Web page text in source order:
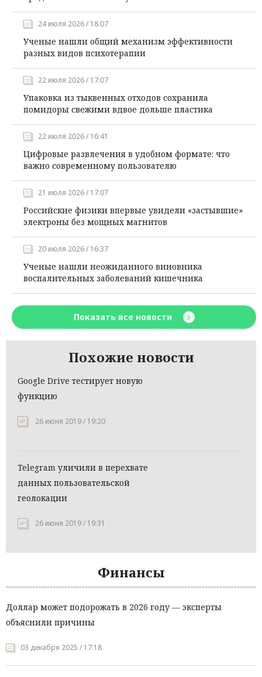
24 июля 2026 / 18:07
Ученые нашли общий механизм эффективности
разных видов психотерапии
22 июля 2026 / 17:07
Упаковка из тыквенных отходов сохранила
помидоры свежими вдвое дольше пластика
22 июля 2026 / 16:41
Цифровые развлечения в удобном формате: что
важно современному пользователю
21 июля 2026 / 17:07
Российские физики впервые увидели «застывшие»
электроны без мощных магнитов
20 июля 2026 / 16:37
Ученые нашли неожиданного виновника
воспалительных заболеваний кишечника
Показать все новости
Похожие новости
Google Drive тестирует новую
функцию
26 июня 2019 / 19:20
Telegram уличили в перехвате
данных пользовательской
геолокации
26 июня 2019 / 19:31
Финансы
Доллар может подорожать в 2026 году — эксперты
объяснили причины
03 декабря 2025 / 17:18